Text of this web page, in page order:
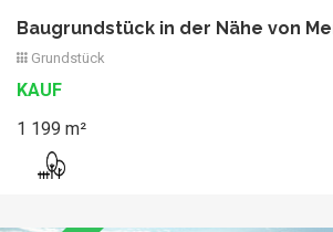
Baugrundstück in der Nähe von
Grundstück
KAUF
1 199 m²